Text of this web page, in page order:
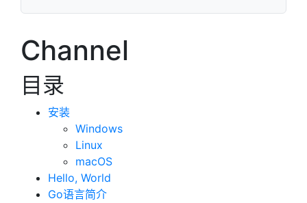
Channel
目录
安装
Windows
Linux
macOS
Hello, World
Go语言简介